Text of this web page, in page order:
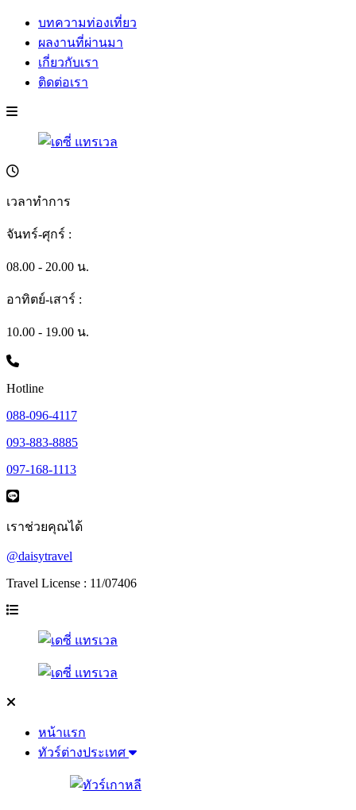
บทความท่องเที่ยว
ผลงานที่ผ่านมา
เกี่ยวกับเรา
ติดต่อเรา
เวลาทำการ
จันทร์-ศุกร์ :
08.00 - 20.00 น.
อาทิตย์-เสาร์ :
10.00 - 19.00 น.
Hotline
088-096-4117
093-883-8885
097-168-1113
เราช่วยคุณได้
@daisytravel
Travel License : 11/07406
หน้าแรก
ทัวร์ต่างประเทศ